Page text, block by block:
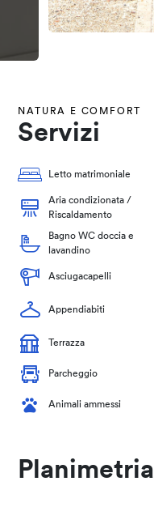
NATURA E COMFORT
Servizi
Letto matrimoniale
Aria condizionata /
Riscaldamento
Bagno WC doccia e
lavandino
Asciugacapelli
Appendiabiti
Terrazza
Parcheggio
Animali ammessi
Planimetria